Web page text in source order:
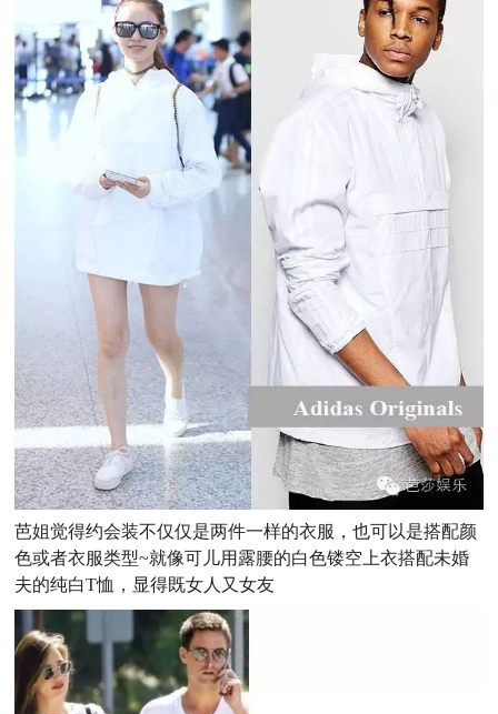
芭姐觉得约会装不仅仅是两件一样的衣服，也可以是搭配颜
色或者衣服类型~就像可儿用露腰的白色镂空上衣搭配未婚
夫的纯白T恤，显得既女人又女友